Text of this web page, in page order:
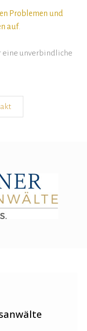
Problemen und
auf.
eine unverbindliche